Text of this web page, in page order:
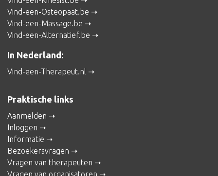
Vind-een-Osteopaat.be
Vind-een-Massage.be
Vind-een-Alternatief.be
In Nederland:
Vind-een-Therapeut.nl
Praktische links
Aanmelden
Inloggen
Informatie
Bezoekersvragen
Vragen van therapeuten
Vragen van organisatoren